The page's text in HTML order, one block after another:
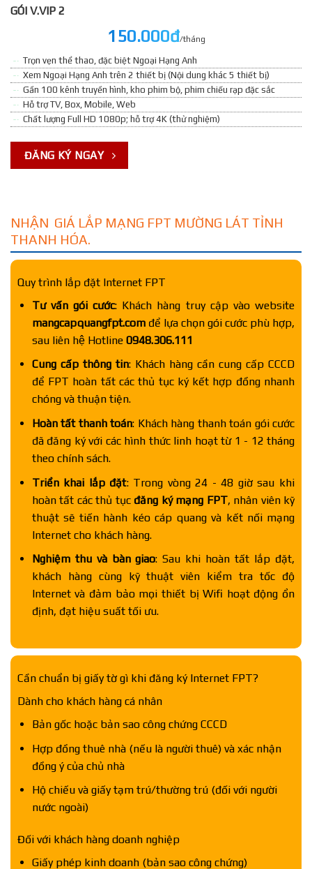
GÓI V.VIP 2
150.000đ/tháng
Trọn vẹn thể thao, đặc biệt Ngoại Hạng Anh
Xem Ngoại Hạng Anh trên 2 thiết bị (Nội dung khác 5 thiết bị)
Gần 100 kênh truyền hình, kho phim bộ, phim chiếu rạp đặc sắc
Hỗ trợ TV, Box, Mobile, Web
Chất lượng Full HD 1080p; hỗ trợ 4K (thử nghiệm)
ĐĂNG KÝ NGAY
NHẬN GIÁ LẮP MẠNG FPT MƯỜNG LÁT TỈNH
THANH HÓA.
Quy trình lắp đặt Internet FPT
Tư vấn gói cước: Khách hàng truy cập vào website
mangcapquangfpt.comđể lựa chọn gói cước phù hợp,
sau liên hệ Hotline 0948.306.111
Cung cấp thông tin: Khách hàng cần cung cấp CCCD
để FPT hoàn tất các thủ tục ký kết hợp đồng nhanh
chóng và thuận tiện.
Hoàn tất thanh toán: Khách hàng thanh toán gói cước
đã đăng ký với các hình thức linh hoạt từ 1 - 12 tháng
theo chính sách.
Triển khai lắp đặt: Trong vòng 24 - 48 giờ sau khi
hoàn tất các thủ tục đăng ký mạng FPT, nhân viên kỹ
thuật sẽ tiến hành kéo cáp quang và kết nối mạng
Internet cho khách hàng.
Nghiệm thu và bàn giao: Sau khi hoàn tất lắp đặt,
khách hàng cùng kỹ thuật viên kiểm tra tốc độ
Internet và đảm bảo mọi thiết bị Wifi hoạt động ổn
định, đạt hiệu suất tối ưu.
Cần chuẩn bị giấy tờ gì khi đăng ký Internet FPT?
Dành cho khách hàng cá nhân
Bản gốc hoặc bản sao công chứng CCCD
Hợp đồng thuê nhà (nếu là người thuê) và xác nhận
đồng ý của chủ nhà
Hộ chiếu và giấy tạm trú/thường trú (đối với người
nước ngoài)
Đối với khách hàng doanh nghiệp
Giấy phép kinh doanh (bản sao công chứng)